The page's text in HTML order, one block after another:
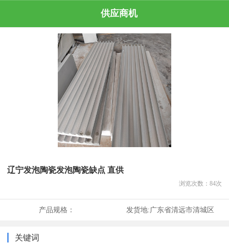
供应商机
辽宁发泡陶瓷发泡陶瓷缺点 直供
浏览次数： 84次
产品规格： 发货地:广东省清远市清城区
关键词